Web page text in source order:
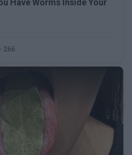
Have Worms Inside Your
266